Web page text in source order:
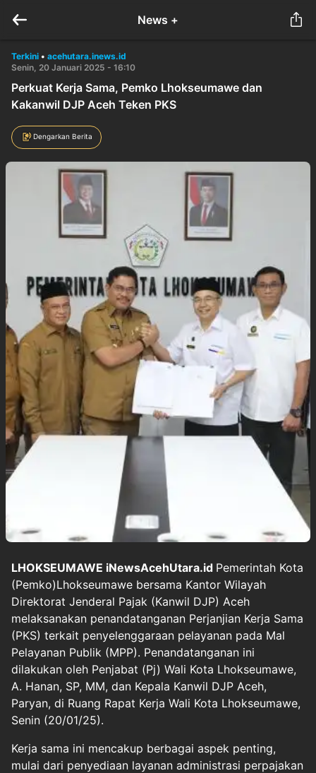
News +
Terkini • acehutara.inews.id
Senin, 20 Januari 2025 - 16:10
Perkuat Kerja Sama, Pemko Lhokseumawe dan
Kakanwil DJP Aceh Teken PKS
Dengarkan Berita
LHOKSEUMAWE iNewsAcehUtara.id Pemerintah Kota
(Pemko)Lhokseumawe bersama Kantor Wilayah
Direktorat Jenderal Pajak (Kanwil DJP) Aceh
melaksanakan penandatanganan Perjanjian Kerja Sama
(PKS) terkait penyelenggaraan pelayanan pada Mal
Pelayanan Publik (MPP). Penandatanganan ini
dilakukan oleh Penjabat (Pj) Wali Kota Lhokseumawe,
A. Hanan, SP, MM, dan Kepala Kanwil DJP Aceh,
Paryan, di Ruang Rapat Kerja Wali Kota Lhokseumawe,
Senin (20/01/25).
Kerja sama ini mencakup berbagai aspek penting,
mulai dari penyediaan layanan administrasi perpajakan